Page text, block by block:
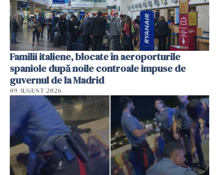
Familii italiene, blocate în aeroporturile
spaniole după noile controale impuse de
guvernul de la Madrid
09 AUGUST 2026